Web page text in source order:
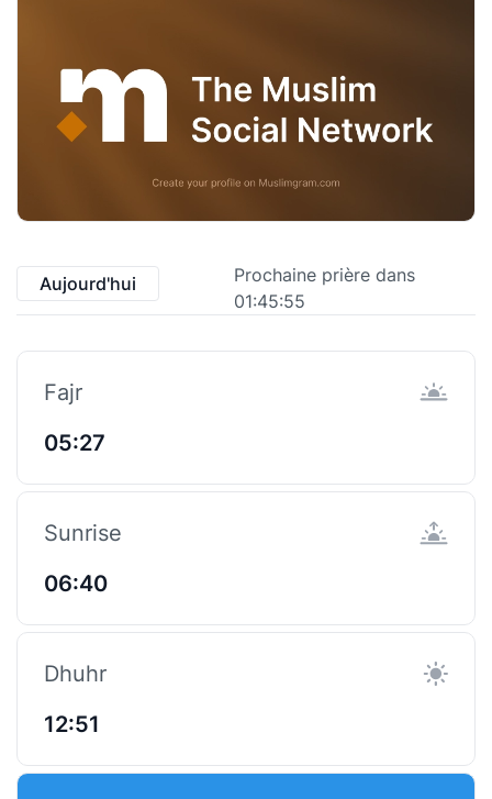
Aujourd'hui
Prochaine prière dans
01:45:55
Fajr
05:27
Sunrise
06:40
Dhuhr
12:51